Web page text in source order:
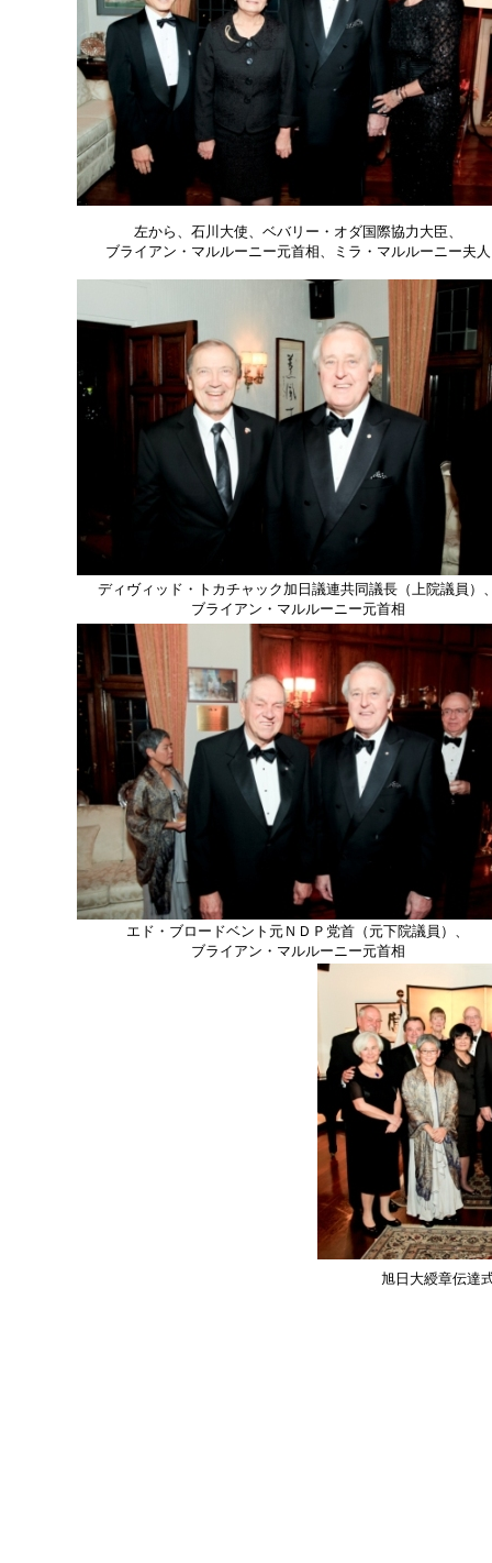
左から、石川大使、ベバリー・オダ国際協力大臣、
ブライアン・マルルーニー元首相、ミラ・マルルーニー夫人
ディヴィッド・トカチャック加日議連共同議長（上院議員）
ブライアン・マルルーニー元首相
エド・ブロードベント元ＮＤＰ党首（元下院議員）、
ブライアン・マルルーニー元首相
旭日大綬章伝達